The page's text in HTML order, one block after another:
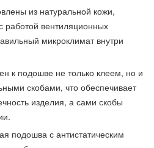
из натуральной кожи,
работой вентиляционных
микроклимат внутри
к подошве не только клеем, но и
скобами, что обеспечивает
изделия, а сами скобы
подошва с антистатическим